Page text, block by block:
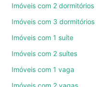
ruas, bairros e até
também pode usar
quartos, suítes, com
Imóveis com 2 dormitórios
Imóveis com 3 dormitórios
Imóveis com 1 suíte
Imóveis com 2 suítes
Imóveis com 1 vaga
Imóveis com 2 vagas